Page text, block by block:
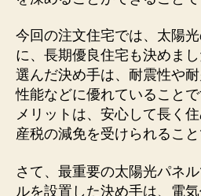
今回の注文住宅では、太陽
に、長期優良住宅も決めま
選んだ決め手は、耐震性や
性能などに優れていること
メリットは、安心して長く
産税の減免を受けられること
さて、最重要の太陽光パネ
ルを設置した決め手は、電